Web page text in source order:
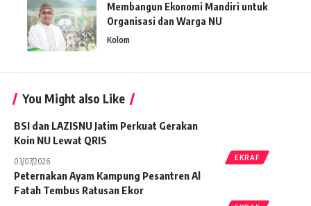
Membangun Ekonomi Mandiri untuk
Organisasi dan Warga NU
Kolom
You Might also Like
EKRAF
BSI dan LAZISNU Jatim Perkuat Gerakan
Koin NU Lewat QRIS
03/07/2026
Peternakan Ayam Kampung Pesantren Al
Fatah Tembus Ratusan Ekor